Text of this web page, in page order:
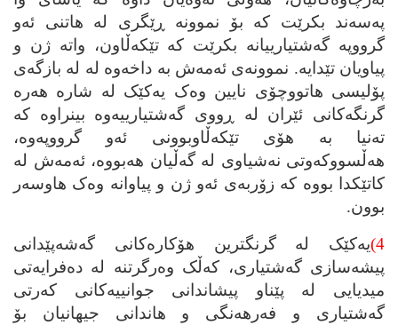
په‌سه‌ند بکرێت که‌ بۆ نموونه‌ ڕێگری له‌ هاتنی ئه‌و
گرووپه‌ گه‌شتیارییانه‌ بکرێت که‌ تێکه‌ڵاون، واته‌ ژن و
پیاویان تێدایه‌. نموونه‌ی ئه‌مه‌ش به‌ داخه‌وه‌ له‌ له‌ بازگه‌ی
پۆلیسی هاتووچۆی نایین وه‌ک یه‌کێک له‌ شاره‌ هه‌ره‌
گرنگه‌کانی ئێران له‌ ڕووی گه‌شتیارییه‌وه‌ بینراوه‌ که‌
ته‌نیا به‌ هۆی تێکه‌ڵاوبوونی ئه‌و گرووپه‌وه‌،
هه‌ڵسووکه‌وتی نه‌شیاوی له‌ گه‌ڵیان هه‌بووه‌، ئه‌مه‌ش له‌
کاتێکدا بووه‌ که‌ زۆربه‌ی ئه‌و ژن و پیاوانه‌ وه‌ک هاوسه‌ر
بوون.
4) یه‌کێک له‌ گرنگترین هۆکاره‌کانی گه‌شه‌پێدانی
پیشه‌سازی گه‌شتیاری، که‌ڵک وه‌رگرتنه‌ له‌ ده‌فرایه‌تی
میدیایی له‌ پێناو پیشاندانی جوانییه‌کانی که‌رتی
گه‌شتیاری و فه‌رهه‌نگی و هاندانی جیهانیان بۆ